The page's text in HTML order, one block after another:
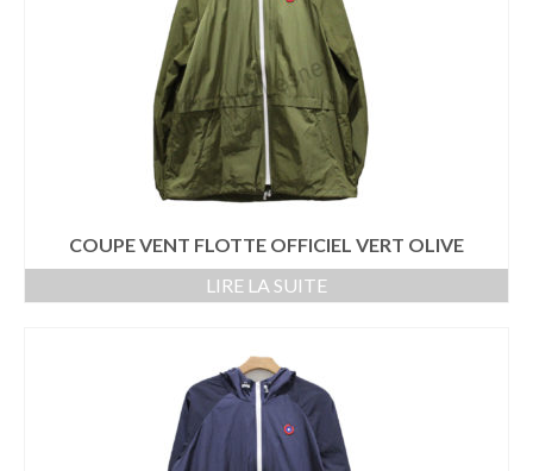
COUPE VENT FLOTTE OFFICIEL VERT OLIVE
LIRE LA SUITE